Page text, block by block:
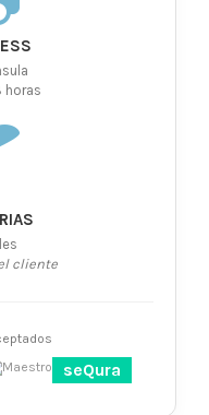
horas
cliente
seQura